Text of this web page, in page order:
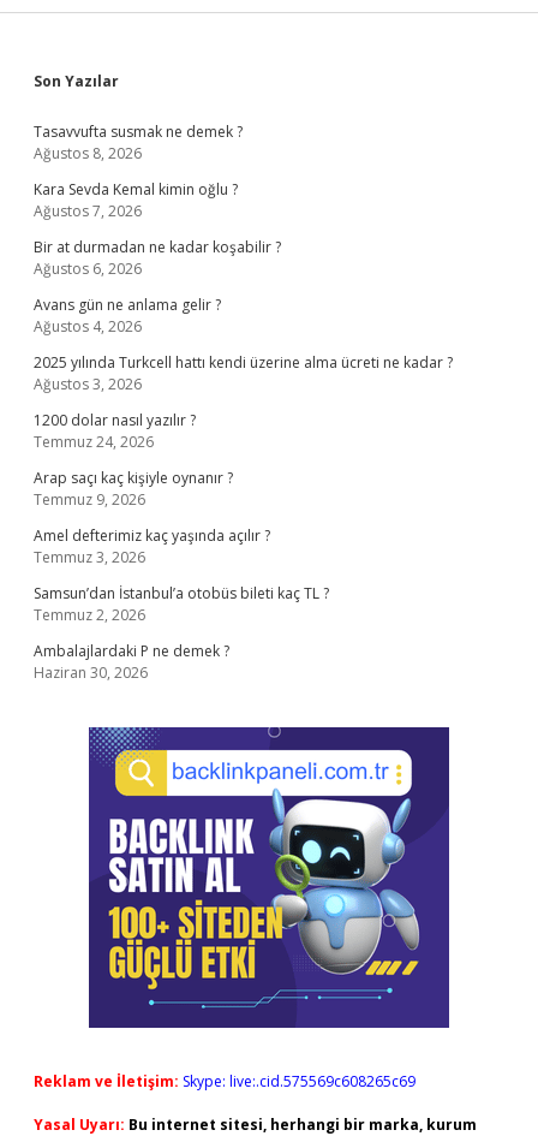
Sidebar
Son Yazılar
Tasavvufta susmak ne demek ?
Ağustos 8, 2026
Kara Sevda Kemal kimin oğlu ?
Ağustos 7, 2026
Bir at durmadan ne kadar koşabilir ?
Ağustos 6, 2026
Avans gün ne anlama gelir ?
Ağustos 4, 2026
2025 yılında Turkcell hattı kendi üzerine alma ücreti ne kadar ?
Ağustos 3, 2026
1200 dolar nasıl yazılır ?
Temmuz 24, 2026
Arap saçı kaç kişiyle oynanır ?
Temmuz 9, 2026
Amel defterimiz kaç yaşında açılır ?
Temmuz 3, 2026
Samsun’dan İstanbul’a otobüs bileti kaç TL ?
Temmuz 2, 2026
Ambalajlardaki P ne demek ?
Haziran 30, 2026
Reklam ve İletişim: Skype: live:.cid.575569c608265c69
Yasal Uyarı: Bu internet sitesi, herhangi bir marka, kurum